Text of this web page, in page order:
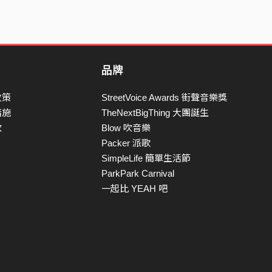
策
施
品牌
StreetVoice Awards 街聲音樂獎
TheNextBigThing 大團誕生
Blow 吹音樂
Packer 派歌
SimpleLife 簡單生活節
ParkPark Carnival
一起比 YEAH 吧